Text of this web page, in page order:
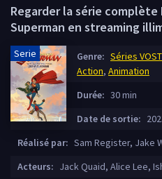
Regarder la série complète
Superman en streaming
Serie Genre: Séries
Action, Animation
Durée: 30 min
Date de sortie:
Réalisé par: Sam Register, Jake
Acteurs: Jack Quaid, Alice Lee,